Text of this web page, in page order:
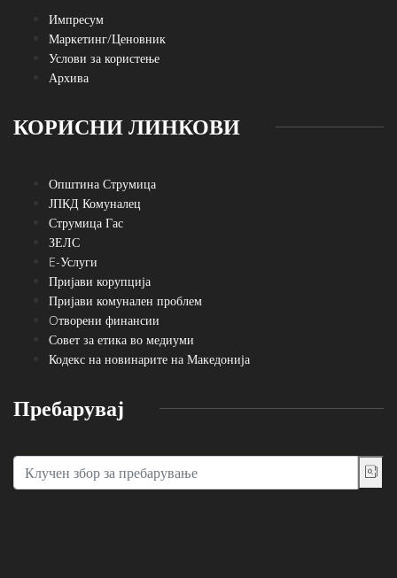
Импресум
Маркетинг/Ценовник
Услови за користење
Архива
КОРИСНИ ЛИНКОВИ
Општина Струмица
ЈПКД Комуналец
Струмица Гас
ЗЕЛС
E-Услуги
Пријави корупција
Пријави комунален проблем
Oтворени финансии
Совет за етика во медиуми
Кодекс на новинарите на Македонија
Пребарувај